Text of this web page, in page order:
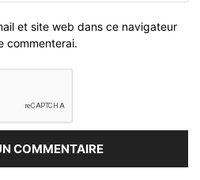
et site web dans ce navigateur
commenterai.